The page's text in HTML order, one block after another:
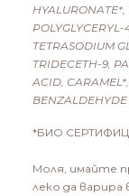
HYALURONATE*,
TETRASODIUM
TRIDECETH-9,
ACID,
BENZALDEHYDE
*БИО
Моля, имайте
леко да